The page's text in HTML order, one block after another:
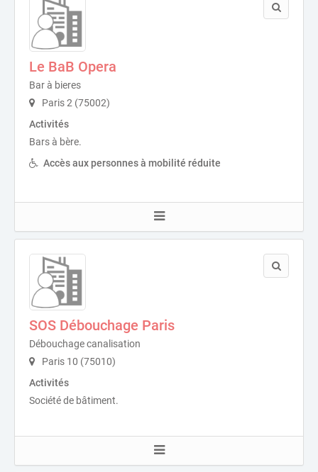
Le BaB Opera
Bar à bieres
Paris 2 (75002)
Activités
Bars à bère.
Accès aux personnes à mobilité réduite
SOS Débouchage Paris
Débouchage canalisation
Paris 10 (75010)
Activités
Société de bâtiment.